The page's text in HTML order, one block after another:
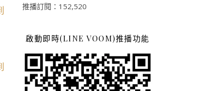
推播訂閱：152,520
啟動即時(LINE VOOM)推播功能